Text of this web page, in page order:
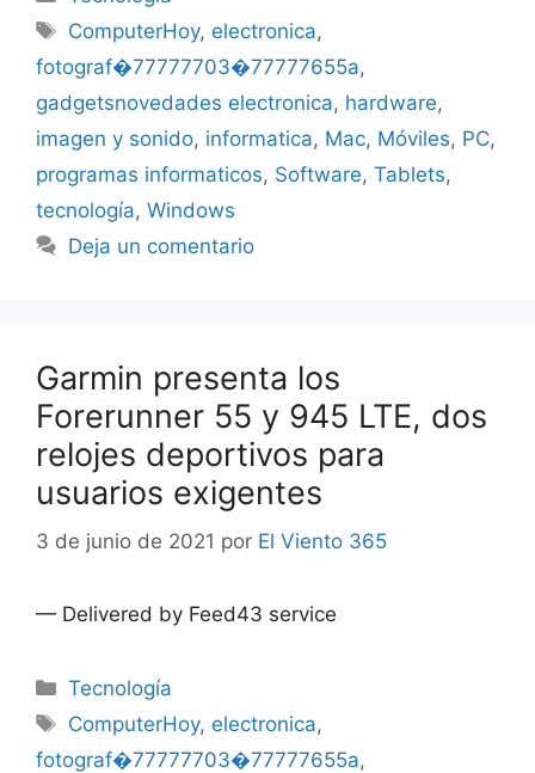
Etiquetas
ComputerHoy, electronica,
fotograf�77777703�77777655a,
gadgetsnovedades electronica, hardware,
imagen y sonido, informatica, Mac, Móviles, PC,
programas informaticos, Software, Tablets,
tecnología, Windows
Deja un comentario
Garmin presenta los
Forerunner 55 y 945 LTE, dos
relojes deportivos para
usuarios exigentes
3 de junio de 2021 por El Viento 365
— Delivered by Feed43 service
Categorías
Tecnología
Etiquetas
ComputerHoy, electronica,
fotograf�77777703�77777655a,